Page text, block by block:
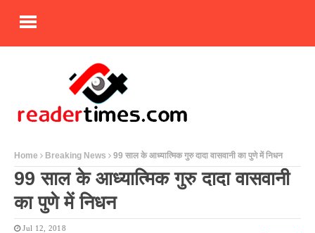
Home Breaking News 99 साल के आध्यात्मिक गुरु दादा वासवानी का पुणे में निधन
99 साल के आध्यात्मिक गुरु दादा वासवानी
का पुणे में निधन
Jul 12, 2018